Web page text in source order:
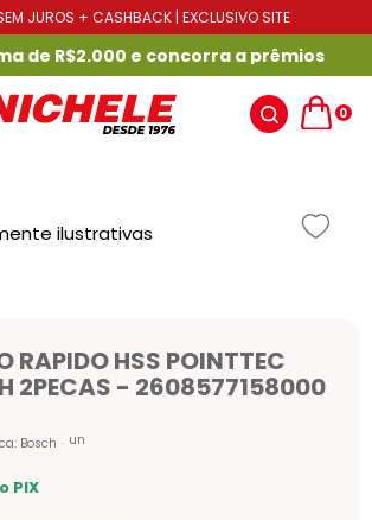
JUROS + CASHBACK | EXCLUSIVO SITE
de R$2.000 e concorra a prêmios
0
RAPIDO HSS POINTTEC
2PECAS - 2608577158000
Bosch un
PIX